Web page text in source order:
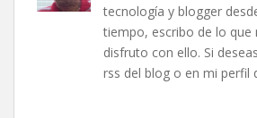
tecnología y blogger
tiempo, escribo de lo que
disfruto con ello. Si
rss del blog o en mi perfil